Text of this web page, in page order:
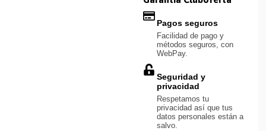
Pagos seguros
Facilidad de pago y
métodos seguros, con
WebPay.
Seguridad y
privacidad
Respetamos tu
privacidad así que tus
datos personales están a
salvo.